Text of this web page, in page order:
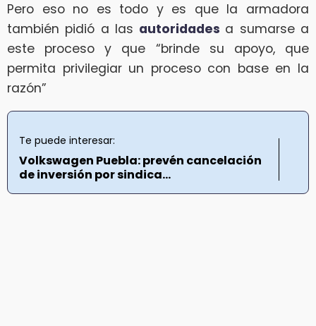
Pero eso no es todo y es que la armadora
también pidió a las autoridades a sumarse a
este proceso y que “brinde su apoyo, que
permita privilegiar un proceso con base en la
razón”
Te puede interesar:
Volkswagen Puebla: prevén cancelación
de inversión por sindica...